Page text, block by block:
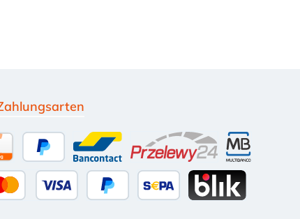
PayPal
auf Rechnung (10 Tage Netto)
Bancontact Przelewy24Multibanco